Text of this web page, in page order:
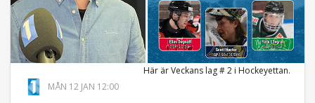
Här är Veckans lag # 2 i Hockeyettan.
MÅN 12 JAN 12:00